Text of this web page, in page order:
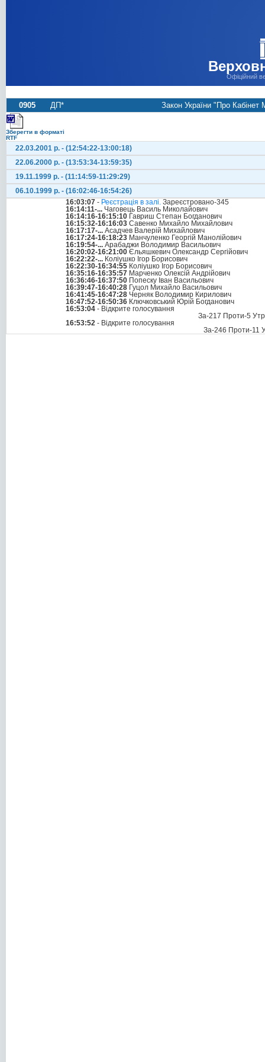
Офіційний
0905 ДП* Закон України "Про Кабінет
Зберегти в форматі
RTF
22.03.2001 р. - (12:54:22-13:00:18)
22.06.2000 р. - (13:53:34-13:59:35)
19.11.1999 р. - (11:14:59-11:29:29)
06.10.1999 р. - (16:02:46-16:54:26)
16:03:07 - Реєстрація в залі. Зареєстровано-345
16:14:11-... Чаговець Василь Миколайович
16:14:16-16:15:10 Гавриш Степан Богданович
16:15:32-16:16:03 Савенко Михайло Михайлович
16:17:17-... Асадчев Валерій Михайлович
16:17:24-16:18:23 Манчуленко Георгій Манолійович
16:19:54-... Арабаджи Володимир Васильович
16:20:02-16:21:00 Єльяшкевич Олександр Сергійович
16:22:22-... Коліушко Ігор Борисович
16:22:30-16:34:55 Коліушко Ігор Борисович
16:35:16-16:35:57 Марченко Олексій Андрійович
16:36:46-16:37:50 Попеску Іван Васильович
16:39:47-16:40:28 Гуцол Михайло Васильович
16:41:45-16:47:28 Черняк Володимир Кирилович
16:47:52-16:50:36 Ключковський Юрій Богданович
16:53:04 - Відкрите голосування
За-217 Проти-5
16:53:52 - Відкрите голосування
За-246 Проти-11